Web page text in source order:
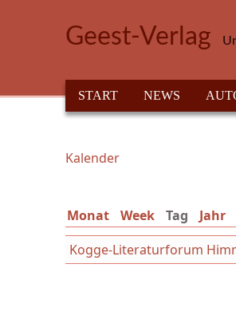
Geest-Verlag
HAUPTMENÜ
START NEWS
Sie sind hier
Kalender
Monat Week Tag
Jahr
Kogge-Literaturforum